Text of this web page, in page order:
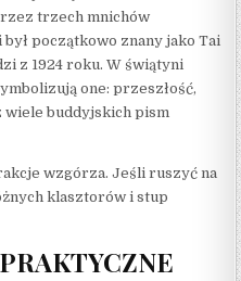
trzech mnichów
początkowo znany jako Tai
z 1924 roku. W świątyni
one: przeszłość,
buddyjskich pism
wzgórza. Jeśli ruszyć na
klasztorów i stup